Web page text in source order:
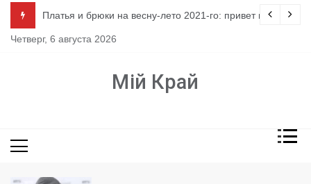
содержимому
Платья и брюки на весну-лето 2021-го: привет из 80-х
Четверг, 6 августа 2026
Мій Край